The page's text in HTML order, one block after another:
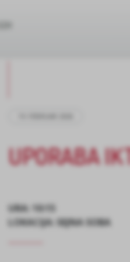
UPORABA
URA: 10:15
LOKACIJA: SEJNA SOBA